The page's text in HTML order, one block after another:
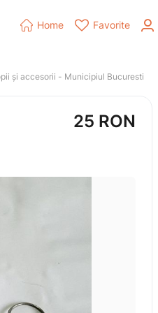
și accesorii - Municipiul Bucuresti
25 RON
 Home  Favorite 